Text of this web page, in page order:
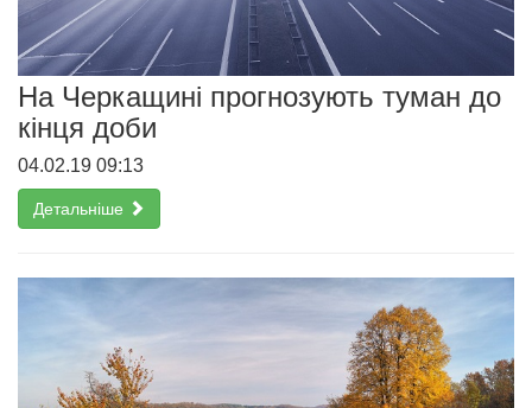
На Черкащині прогнозують туман до
кінця доби
04.02.19 09:13
Детальніше